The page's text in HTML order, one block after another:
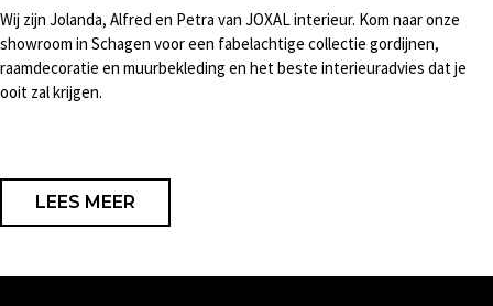
Wij zijn Jolanda, Alfred en Petra van JOXAL interieur. Kom naar onze
showroom in Schagen voor een fabelachtige collectie gordijnen,
raamdecoratie en muurbekleding en het beste interieuradvies dat je
ooit zal krijgen.
LEES MEER